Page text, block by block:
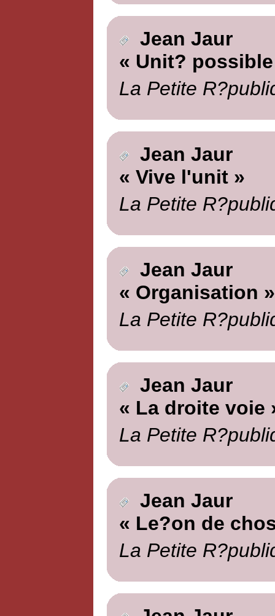
Jean Jaur
« Unit?
La Petite
Jean Jaur
« Vive l'unit »
La Petite
Jean Jaur
« Organisation »
La Petite
Jean Jaur
« La droite voie
La Petite
Jean Jaur
« Le?on de
La Petite